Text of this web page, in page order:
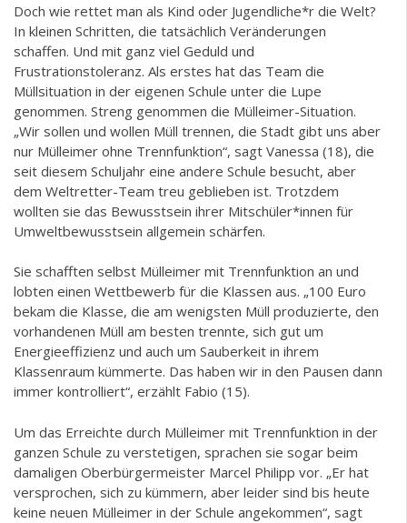
Doch wie rettet man als Kind oder Jugendliche*r die Welt?
In kleinen Schritten, die tatsächlich Veränderungen
schaffen. Und mit ganz viel Geduld und
Frustrationstoleranz. Als erstes hat das Team die
Müllsituation in der eigenen Schule unter die Lupe
genommen. Streng genommen die Mülleimer-Situation.
„Wir sollen und wollen Müll trennen, die Stadt gibt uns aber
nur Mülleimer ohne Trennfunktion“, sagt Vanessa (18), die
seit diesem Schuljahr eine andere Schule besucht, aber
dem Weltretter-Team treu geblieben ist. Trotzdem
wollten sie das Bewusstsein ihrer Mitschüler*innen für
Umweltbewusstsein allgemein schärfen.
Sie schafften selbst Mülleimer mit Trennfunktion an und
lobten einen Wettbewerb für die Klassen aus. „100 Euro
bekam die Klasse, die am wenigsten Müll produzierte, den
vorhandenen Müll am besten trennte, sich gut um
Energieeffizienz und auch um Sauberkeit in ihrem
Klassenraum kümmerte. Das haben wir in den Pausen dann
immer kontrolliert“, erzählt Fabio (15).
Um das Erreichte durch Mülleimer mit Trennfunktion in der
ganzen Schule zu verstetigen, sprachen sie sogar beim
damaligen Oberbürgermeister Marcel Philipp vor. „Er hat
versprochen, sich zu kümmern, aber leider sind bis heute
keine neuen Mülleimer in der Schule angekommen“, sagt